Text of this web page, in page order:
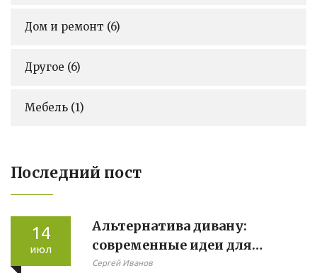
Дом и ремонт (6)
Другое (6)
Мебель (1)
Последний пост
14
июл
Альтернатива дивану:
современные идеи для
уютной комнаты
Сергей Иванов